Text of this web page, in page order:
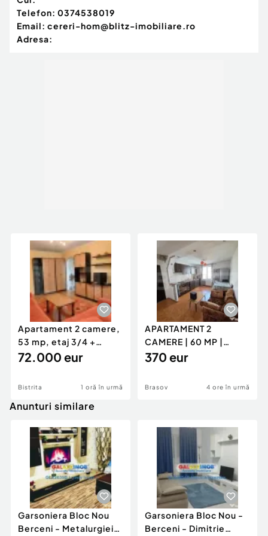
Telefon: 0374538019
Email: cereri-hom@blitz-imobiliare.ro
Adresa:
Apartament 2 camere,
53 mp, etaj 3/4 +
parcare acoperită |
72.000 eur
Bistrita 1 oră în urmă
APARTAMENT 2
CAMERE | 60 MP |
GENERAL MOCIULSCHI
370 eur
Brasov 4 ore în urmă
Anunturi similare
Garsoniera Bloc Nou
Berceni - Metalurgiei
Garsoniera Bloc Nou -
Berceni - Dimitrie